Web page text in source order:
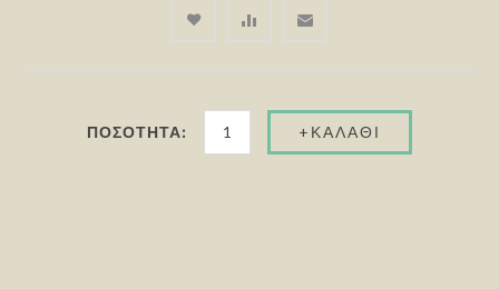
ΠΟΣΌΤΗΤΑ: